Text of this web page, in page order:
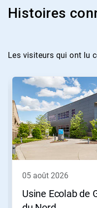
Histoires
Les visiteurs qui ont lu
Ceci
carrousel.
Utilisez
les
boutons
Suivant
et
Précédent
naviguer
sautez
05 août 2026
Usine Ecolab de